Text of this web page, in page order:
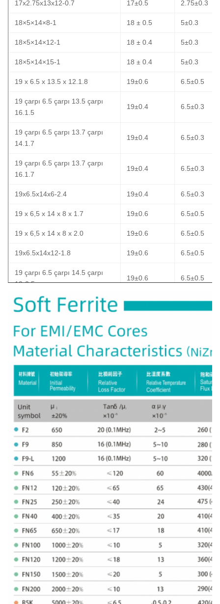
17x2.75x13x12-0.7 17±0.5 2.75±0.3
18×5×14×8-1 18 ± 0.5 5±0.3
18×5×14×12-1 18 ± 0.4 5±0.3
18×5×14×15-1 18 ± 0.4 5±0.3
19 x 6.5 x 13.5 x 12.1.8 19±0.6 6.5±0.5
19 çarpı 6.5 çarpı 13.5 çarpı
16.1.5
19±0.4 6.5±0.3
19 çarpı 6.5 çarpı 13.7 çarpı
14.1.7
19±0.4 6.5±0.3
19 çarpı 6.5 çarpı 13.7 çarpı
16.1.7
19±0.4 6.5±0.3
19x6.5x14x6-2.4 19±0.4 6.5±0.3
19 x 6,5 x 14 x 8 x 1.7 19±0.6 6.5±0.5
19 x 6,5 x 14 x 8 x 2.0 19±0.6 6.5±0.5
19x6.5x14x12-1.8 19±0.6 6.5±0.5
19 çarpı 6.5 çarpı 14.5 çarpı
12-2.5
19±0.6 6.5±0.5
20×11×13.5×12-5 20 ± 0.6 11±0.5
20.5×2×17.5×8-0.6
21.65×4.5×17.5×8-0.65 21.65±0.6
21.65×5.15×17.5×12-1 21.65±0.5 5.15±0.3
22.8×2.8×18.7×12-0.7 22.8±0.6 2.8±0.3
22.8×2.8×18.7×16-0.7 22.8±0.5 2.8±0.3
23.3×3×20×15-1 23.3±0.5 3±0.3
23.5×6.5×18.5×6-1.5 23.3±0.5 6.5±0.3
23.5×6.5×18.5×12.5-1.5 23.5±0.6 6.5±0.5
23.5×6.5×19.5×12-1.4 6.5±0.3
23.5×6.5×18.5×15-1.1 6.5±0.5
23.5×6.5×19.5×15-1.4 23.5±0.6 6.5±0.5
23.5×6.5×19.5×15-1.8 6.5±0.3
25x5x21x9.5-1.5 5±0.5
25×5×21×12-1.5 25±0.6 5±0.5